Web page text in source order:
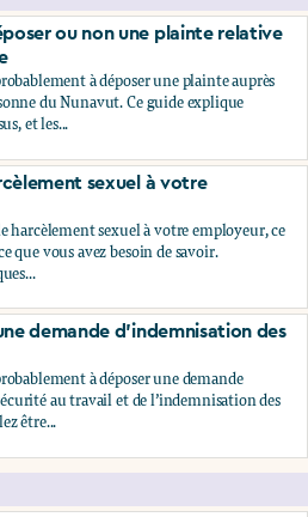
ou non une plainte relative
à déposer une plainte auprès
du Nunavut. Ce guide explique
et les...
ou non une plainte relative
sexuel à votre
harcèlement sexuel à votre employeur, ce
que vous avez besoin de savoir.
sexuel à votre employeur
demande d’indemnisation des
à déposer une demande
au travail et de l’indemnisation des
être...
demande d’indemnisation des